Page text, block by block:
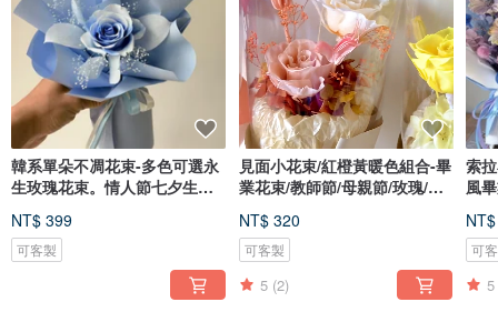
韓系單朵不凋花束-多色可選永
生玫瑰花束。情人節七夕生日
NT$ 399
可客製
見面小花束/紅橙黃暖色組合-畢
業花束/教師節/母親節/玫瑰/情
NT$ 320
可客製
5 (2)
索
風
可
5